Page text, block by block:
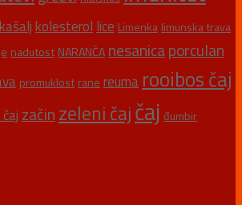
kašaljkolesterol lice Limenka limunska trava
nadutost NARANČA nesanicaporculan
promuklost rane reuma rooibos čaj
začin zeleni čajčaj đumbir